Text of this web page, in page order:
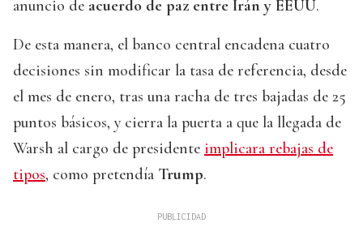
anuncio de acuerdo de paz entre Irán y EEUU.
De esta manera, el banco central encadena cuatro
decisiones sin modificar la tasa de referencia, desde
el mes de enero, tras una racha de tres bajadas de 25
puntos básicos, y cierra la puerta a que la llegada de
Warsh al cargo de presidente implicara rebajas de
tipos, como pretendía Trump.